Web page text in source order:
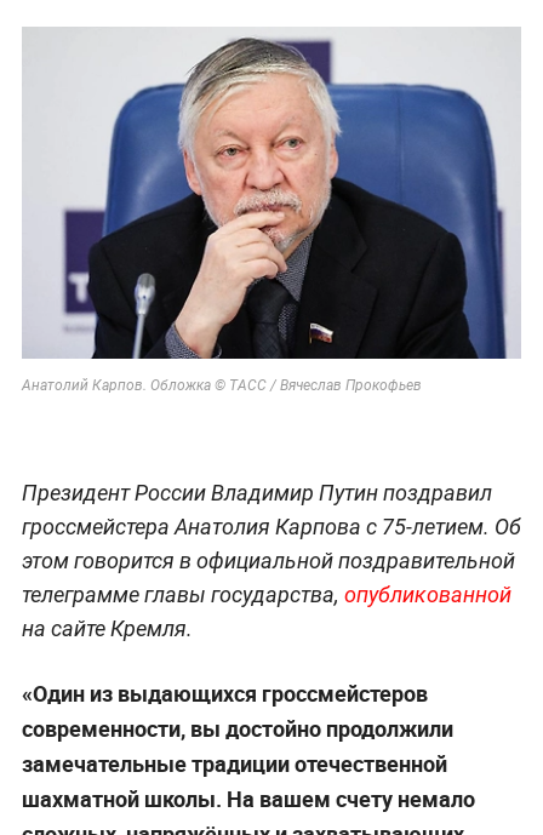
Анатолий Карпов. Обложка © ТАСС / Вячеслав Прокофьев
Президент России Владимир Путин поздравил
гроссмейстера Анатолия Карпова с 75-летием. Об
этом говорится в официальной поздравительной
телеграмме главы государства, опубликованной
на сайте Кремля.
«Один из выдающихся гроссмейстеров
современности, вы достойно продолжили
замечательные традиции отечественной
шахматной школы. На вашем счету немало